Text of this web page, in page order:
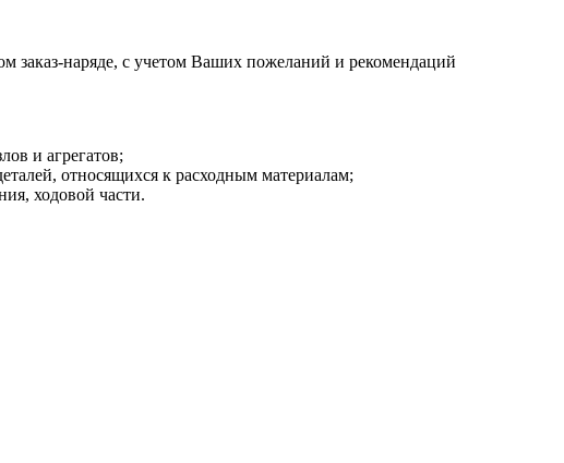
заказ-наряде, с учетом Ваших пожеланий и рекомендаций
и агрегатов;
относящихся к расходным материалам;
ходовой части.